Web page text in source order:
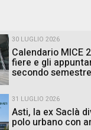
30 LUGLIO 2026
Calendario MICE
fiere e gli
secondo semestre
31 LUGLIO 2026
Asti, la ex Saclà
polo urbano con